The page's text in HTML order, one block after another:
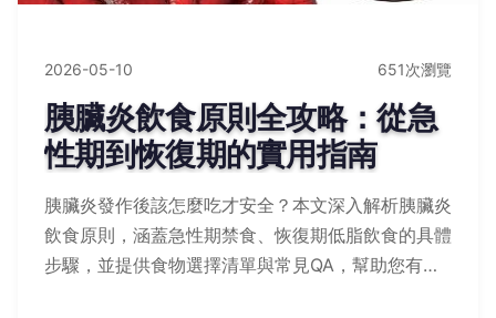
2026-05-10 651次瀏覽
胰臟炎飲食原則全攻略：從急
性期到恢復期的實用指南
胰臟炎發作後該怎麼吃才安全？本文深入解析胰臟炎
飲食原則，涵蓋急性期禁食、恢復期低脂飲食的具體
步驟，並提供食物選擇清單與常見QA，幫助您有效